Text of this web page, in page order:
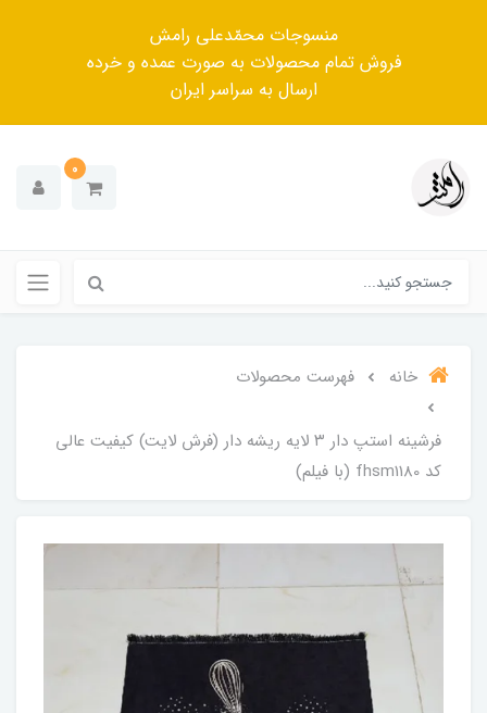
منسوجات محمّدعلی رامش
فروش تمام محصولات به صورت عمده و خرده
ارسال به سراسر ایران
0
خانه فهرست محصولات
فرشینه استپ دار ۳ لایه ریشه دار (فرش لایت) کیفیت عالی
کد fhsm1180 (با فیلم)